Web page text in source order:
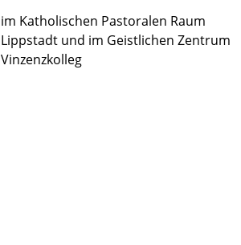
im Katholischen Pastoralen Raum
Lippstadt und im Geistlichen Zentrum
Vinzenzkolleg